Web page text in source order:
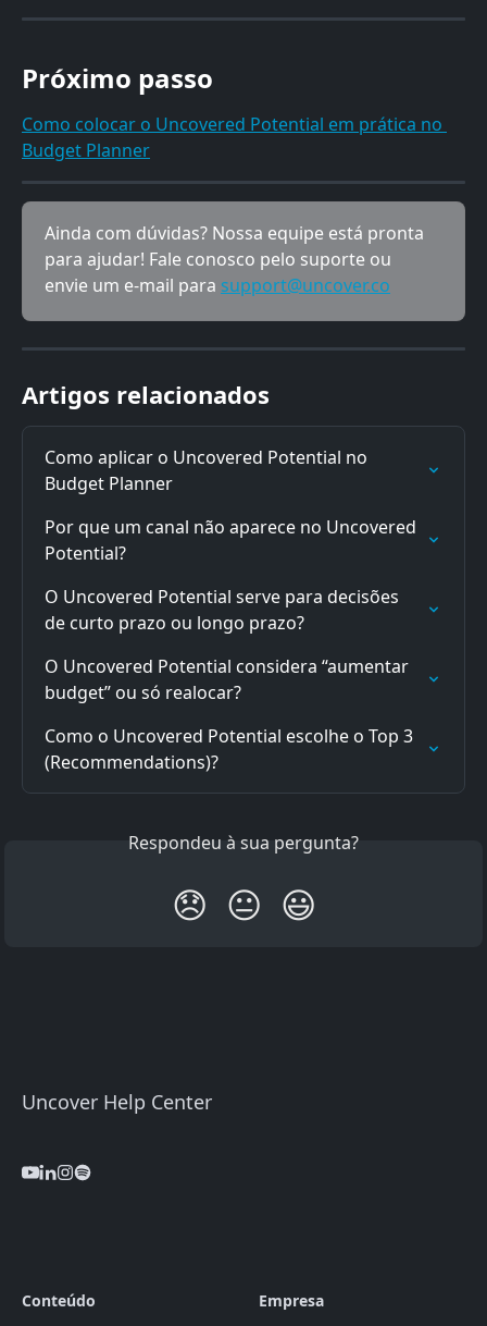
Próximo passo
Como colocar o Uncovered Potential em prática no
Budget Planner
Ainda com dúvidas? Nossa equipe está pronta
para ajudar! Fale conosco pelo suporte ou
envie um e-mail para support@uncover.co
Artigos relacionados
Como aplicar o Uncovered Potential no
Budget Planner
Por que um canal não aparece no Uncovered
Potential?
O Uncovered Potential serve para decisões
de curto prazo ou longo prazo?
O Uncovered Potential considera “aumentar
budget” ou só realocar?
Como o Uncovered Potential escolhe o Top 3
(Recommendations)?
Respondeu à sua pergunta?
😞 😐 😃
Uncover Help Center
Conteúdo Empresa